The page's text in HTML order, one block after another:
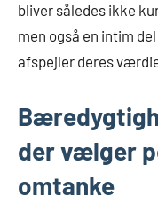
bliver således ikke
men også en intim
afspejler deres
der vælger
omtanke